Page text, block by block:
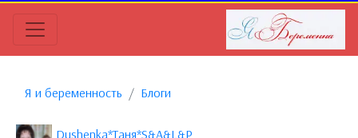
Я и беременность Блоги
Dushenka*Таня*S&A&L&P